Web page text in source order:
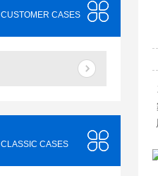
CUSTOMER CASES
CLASSIC CASES